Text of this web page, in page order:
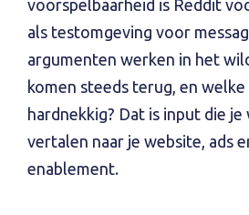
voorspelbaarheid is Reddit
als testomgeving voor
argumenten werken in het
komen steeds terug, en
hardnekkig? Dat is input die
vertalen naar je website, ads
enablement.